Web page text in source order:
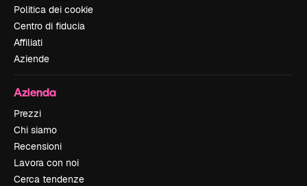
Politica dei cookie
Centro di fiducia
Affiliati
Aziende
Azienda
Prezzi
Chi siamo
Recensioni
Lavora con noi
Cerca tendenze